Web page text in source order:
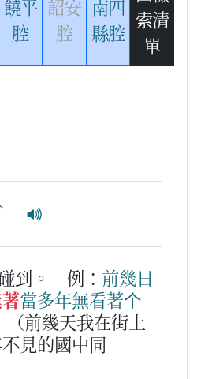
饒平
腔
詔安
腔
南四
縣腔
索清
單
ˋ
到。 例： 前幾日
當多年無看著个
（前幾天我在街上
見的國中同